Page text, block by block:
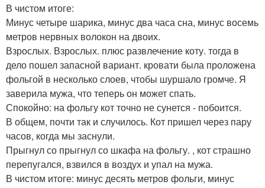
В чистом итоге:
Минус четыре шарика, минус два часа сна, минус восемь
метров нервных волокон на двоих.
Взрослых. Взрослых. плюс развлечение коту. тогда в
дело пошел запасной вариант. кровати была проложена
фольгой в несколько слоев, чтобы шуршало громче. Я
заверила мужа, что теперь он может спать.
Спокойно: на фольгу кот точно не сунется - побоится.
В общем, почти так и случилось. Кот пришел через пару
часов, когда мы заснули.
Прыгнул со прыгнул со шкафа на фольгу. , кот страшно
перепугался, взвился в воздух и упал на мужа.
В чистом итоге: минус десять метров фольги, минус